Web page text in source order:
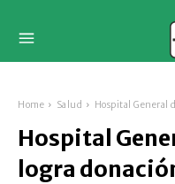
Home Salud Hospital General
Hospital
logra